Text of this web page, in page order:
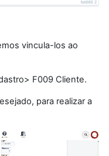
vincula-los ao
F009 Cliente.
para realizar a